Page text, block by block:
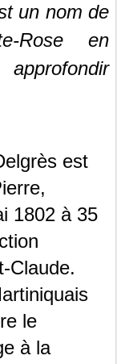
un nom de
Rose en
Guadeloupe. À approfondir
est
1802 à 35
Claude.
le
à la